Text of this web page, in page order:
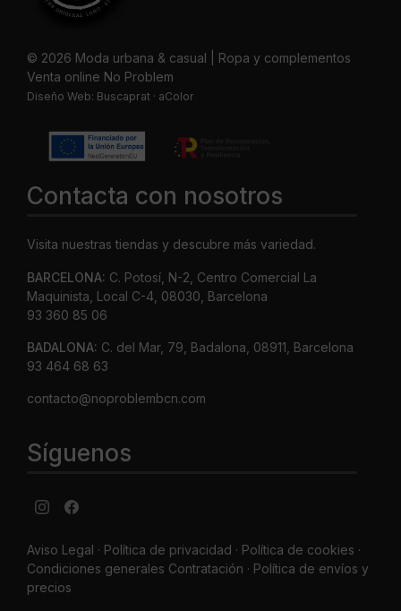
© 2026 Moda urbana & casual | Ropa y complementos
Venta online No Problem
Diseño Web: Buscaprat · aColor
Contacta con nosotros
Visita nuestras tiendas y descubre más variedad.
BARCELONA: C. Potosí, N-2, Centro Comercial La
Maquinista, Local C-4, 08030, Barcelona
93 360 85 06
BADALONA: C. del Mar, 79, Badalona, 08911, Barcelona
93 464 68 63
contacto@noproblembcn.com
Síguenos
Aviso Legal · Política de privacidad · Política de cookies ·
Condiciones generales Contratación · Política de envíos y
precios